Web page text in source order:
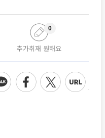
추가취재 원해요
0